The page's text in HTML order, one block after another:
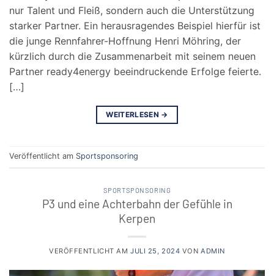
nur Talent und Fleiß, sondern auch die Unterstützung
starker Partner. Ein herausragendes Beispiel hierfür ist
die junge Rennfahrer-Hoffnung Henri Möhring, der
kürzlich durch die Zusammenarbeit mit seinem neuen
Partner ready4energy beeindruckende Erfolge feierte.
[…]
WEITERLESEN →
Veröffentlicht am Sportsponsoring
SPORTSPONSORING
P3 und eine Achterbahn der Gefühle in
Kerpen
VERÖFFENTLICHT AMJULI 25, 2024 VONADMIN